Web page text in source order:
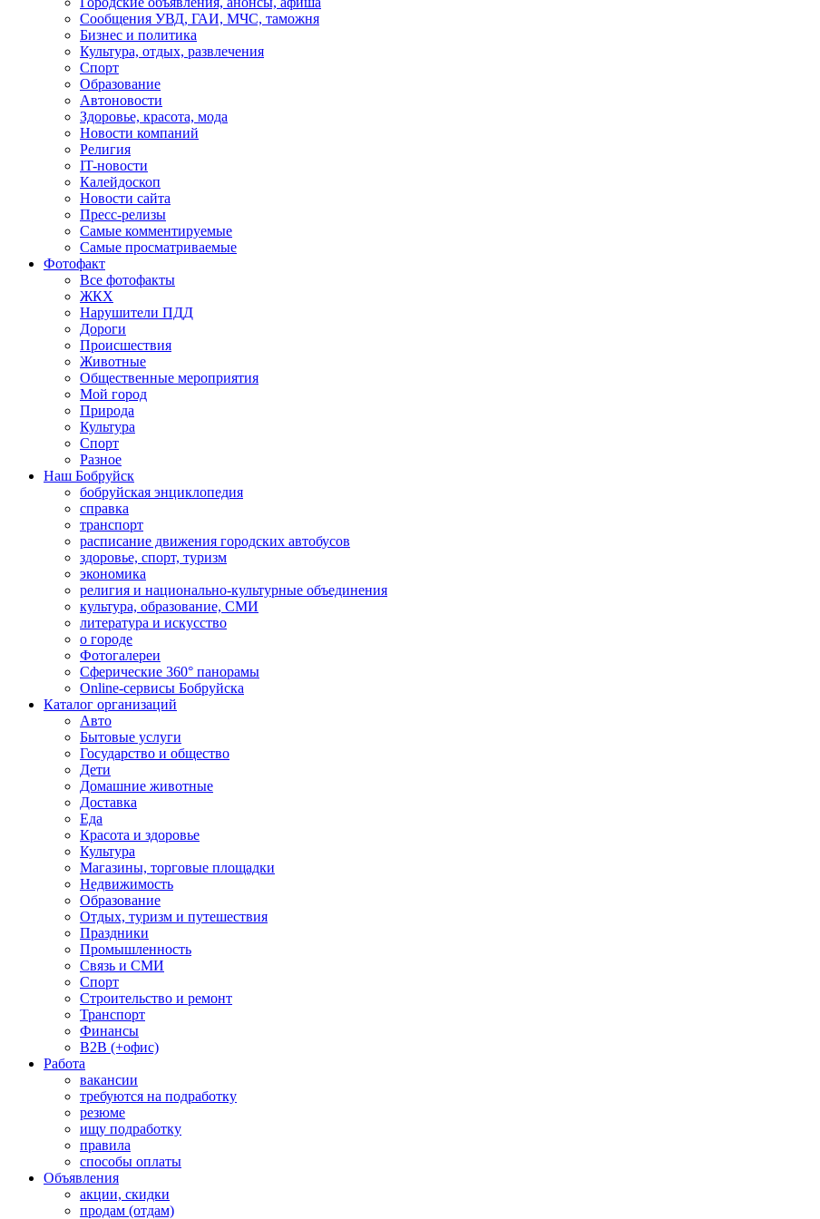
Сообщения УВД, ГАИ, МЧС, таможня
Бизнес и политика
Культура, отдых, развлечения
Спорт
Образование
Автоновости
Здоровье, красота, мода
Новости компаний
Религия
IT-новости
Калейдоскоп
Новости сайта
Пресс-релизы
Самые комментируемые
Самые просматриваемые
Фотофакт
Все фотофакты
ЖКХ
Нарушители ПДД
Дороги
Происшествия
Животные
Общественные мероприятия
Мой город
Природа
Культура
Спорт
Разное
Наш Бобруйск
бобруйская энциклопедия
справка
транспорт
расписание движения городских автобусов
здоровье, спорт, туризм
экономика
религия и национально-культурные объединения
культура, образование, СМИ
литература и искусство
о городе
Фотогалереи
Сферические 360° панорамы
Online-сервисы Бобруйска
Каталог организаций
Авто
Бытовые услуги
Государство и общество
Дети
Домашние животные
Доставка
Еда
Красота и здоровье
Культура
Магазины, торговые площадки
Недвижимость
Образование
Отдых, туризм и путешествия
Праздники
Промышленность
Связь и СМИ
Спорт
Строительство и ремонт
Транспорт
Финансы
B2B (+офис)
Работа
вакансии
требуются на подработку
резюме
ищу подработку
правила
способы оплаты
Объявления
акции, скидки
продам (отдам)